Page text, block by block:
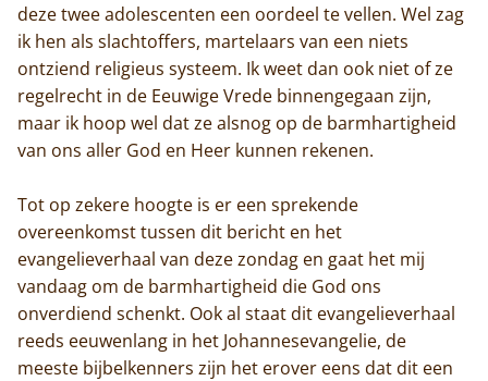
deze twee adolescenten een oordeel te vellen. Wel zag
ik hen als slachtoffers, martelaars van een niets
ontziend religieus systeem. Ik weet dan ook niet of ze
regelrecht in de Eeuwige Vrede binnengegaan zijn,
maar ik hoop wel dat ze alsnog op de barmhartigheid
van ons aller God en Heer kunnen rekenen.
Tot op zekere hoogte is er een sprekende
overeenkomst tussen dit bericht en het
evangelieverhaal van deze zondag en gaat het mij
vandaag om de barmhartigheid die God ons
onverdiend schenkt. Ook al staat dit evangelieverhaal
reeds eeuwenlang in het Johannesevangelie, de
meeste bijbelkenners zijn het erover eens dat dit een